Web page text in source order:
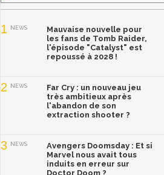
1 NEWS
Mauvaise nouvelle pour
les fans de Tomb Raider,
l'épisode "Catalyst" est
repoussé à 2028 !
2 NEWS
Far Cry : un nouveau jeu
très ambitieux après
l'abandon de son
extraction shooter ?
3 NEWS
Avengers Doomsday : Et si
Marvel nous avait tous
induits en erreur sur
Doctor Doom ?